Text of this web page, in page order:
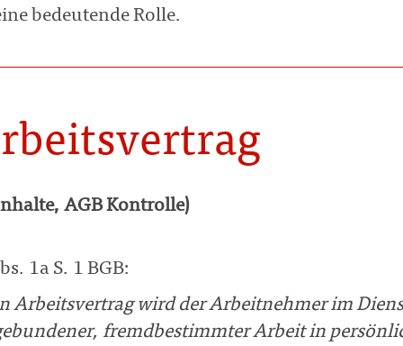
bedeutende Rolle.
AGB Kontrolle)
1a S. 1 BGB:
Arbeitsvertrag wird der Arbeitnehmer im
fremdbestimmter Arbeit in